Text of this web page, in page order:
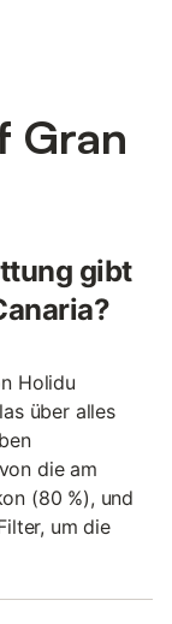
Gran
gibt
Holidu
über alles
die am
(80 %), und
um die